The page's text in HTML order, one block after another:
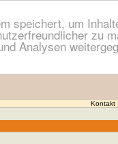
speichert, um
zu
Analysen
Kontakt